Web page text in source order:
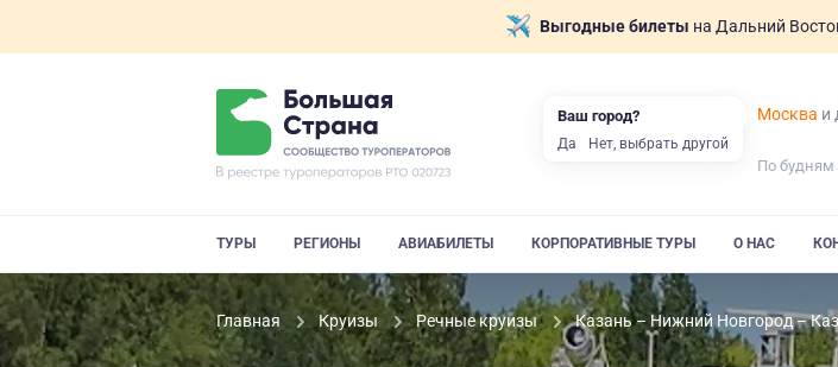
Выгодные билеты на Дальний
Москва и
По будням
ТУРЫ РЕГИОНЫ АВИАБИЛЕТЫ КОРПОРАТИВНЫЕ ТУРЫ О НАС
Главная Круизы Речные круизы Казань – Нижний Новгород –
Ваш город?
Да Нет, выбрать другой